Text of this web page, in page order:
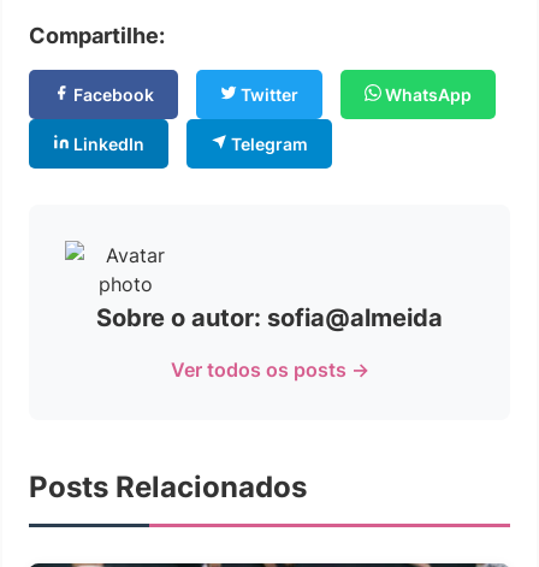
Compartilhe:
Facebook Twitter WhatsApp
LinkedIn Telegram
Sobre o autor: sofia@almeida
Ver todos os posts →
Posts Relacionados